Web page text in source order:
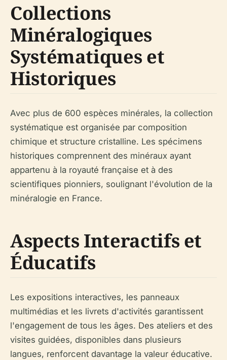
Collections
Minéralogiques
Systématiques et
Historiques
Avec plus de 600 espèces minérales, la collection
systématique est organisée par composition
chimique et structure cristalline. Les spécimens
historiques comprennent des minéraux ayant
appartenu à la royauté française et à des
scientifiques pionniers, soulignant l'évolution de la
minéralogie en France.
Aspects Interactifs et
Éducatifs
Les expositions interactives, les panneaux
multimédias et les livrets d'activités garantissent
l'engagement de tous les âges. Des ateliers et des
visites guidées, disponibles dans plusieurs
langues, renforcent davantage la valeur éducative.